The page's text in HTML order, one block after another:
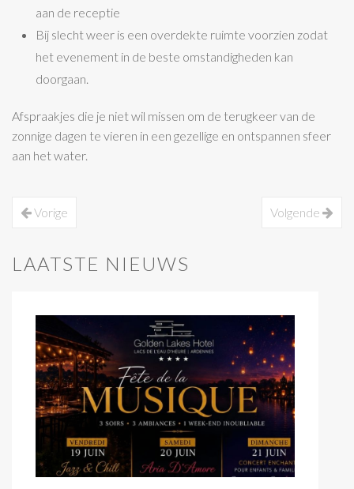
aan de receptie
Bij slecht weer is een overdekte ruimte voorzien zodat
het evenement in de beste omstandigheden kan
doorgaan.
Afspraakjes die je niet wil missen om de terugkeer van de
zonnige dagen te vieren in een gezellige en ontspannen sfeer
aan het water.
Vorige Volgende
LAATSTE NIEUWS